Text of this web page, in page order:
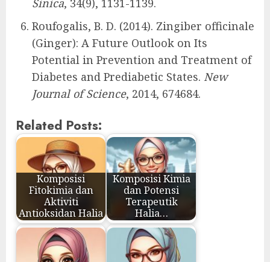
Sinica, 34(9), 1131-1139.
Roufogalis, B. D. (2014). Zingiber officinale
(Ginger): A Future Outlook on Its
Potential in Prevention and Treatment of
Diabetes and Prediabetic States. New
Journal of Science, 2014, 674684.
Related Posts:
Komposisi
Fitokimia dan
Aktiviti
Antioksidan Halia
Komposisi Kimia
dan Potensi
Terapeutik
Halia…